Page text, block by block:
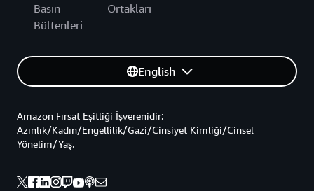
Basın
Bültenleri
Ortakları
English
Amazon Fırsat Eşitliği İşverenidir:
Azınlık/Kadın/Engellilik/Gazi/Cinsiyet Kimliği/Cinsel
Yönelim/Yaş.